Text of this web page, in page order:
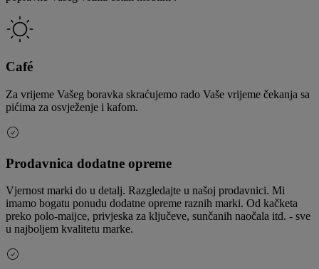
Café
Za vrijeme Vašeg boravka skraćujemo rado Vaše vrijeme čekanja sa
pićima za osvježenje i kafom.
Prodavnica dodatne opreme
Vjernost marki do u detalj. Razgledajte u našoj prodavnici. Mi
imamo bogatu ponudu dodatne opreme raznih marki. Od kačketa
preko polo-maijce, privjeska za ključeve, sunčanih naočala itd. - sve
u najboljem kvalitetu marke.